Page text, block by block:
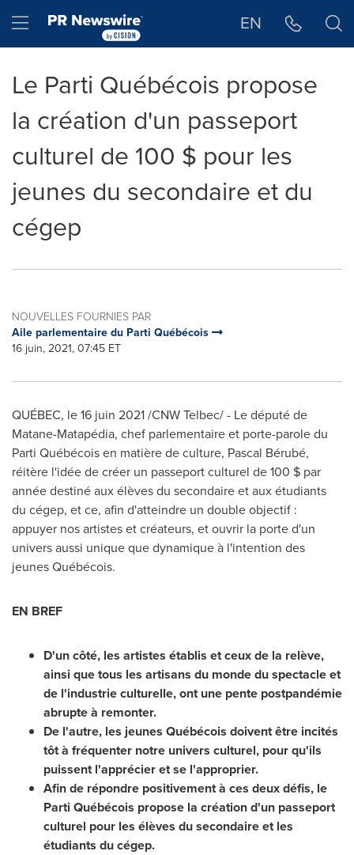
Hamburger menu EN
Le Parti Québécois propose
la création d'un passeport
culturel de 100 $ pour les
jeunes du secondaire et du
cégep
NOUVELLES FOURNIES PAR
Aile parlementaire du Parti Québécois
16 juin, 2021, 07:45 ET
QUÉBEC, le 16 juin 2021 /CNW Telbec/ - Le député de
Matane-Matapédia, chef parlementaire et porte-parole du
Parti Québécois en matière de culture, Pascal Bérubé,
réitère l'idée de créer un passeport culturel de 100 $ par
année destiné aux élèves du secondaire et aux étudiants
du cégep, et ce, afin d'atteindre un double objectif :
appuyer nos artistes et créateurs, et ouvrir la porte d'un
univers aussi unique que dynamique à l'intention des
jeunes Québécois.
EN BREF
D'un côté, les artistes établis et ceux de la relève,
ainsi que tous les artisans du monde du spectacle et
de l'industrie culturelle, ont une pente postpandémie
abrupte à remonter.
De l'autre, les jeunes Québécois doivent être incités
tôt à fréquenter notre univers culturel, pour qu'ils
puissent l'apprécier et se l'approprier.
Afin de répondre positivement à ces deux défis, le
Parti Québécois propose la création d'un passeport
culturel pour les élèves du secondaire et les
étudiants du cégep.